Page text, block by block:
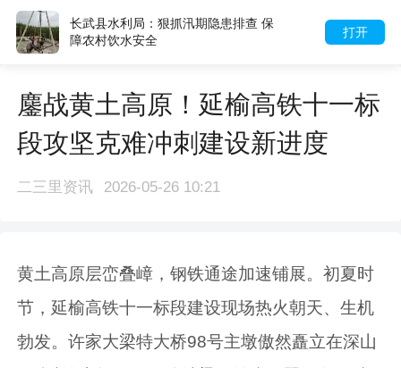
打开
长武县水利局：狠抓汛期隐患排查 保
障农村饮水安全
鏖战黄土高原！延榆高铁十一标
段攻坚克难冲刺建设新进度
二三里资讯 2026-05-26 10:21
黄土高原层峦叠嶂，钢铁通途加速铺展。初夏时
节，延榆高铁十一标段建设现场热火朝天、生机
勃发。许家大梁特大桥98号主墩傲然矗立在深山